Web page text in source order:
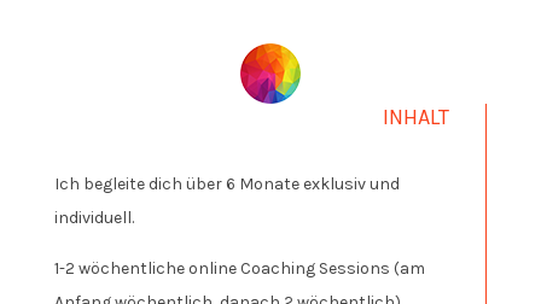
INHALT
Ich begleite dich über 6 Monate exklusiv und
individuell.
1-2 wöchentliche online Coaching Sessions (am